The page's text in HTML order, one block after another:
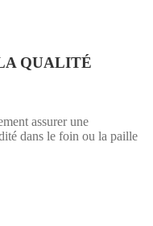
QUALITÉ
assurer une
dans le foin ou la paille